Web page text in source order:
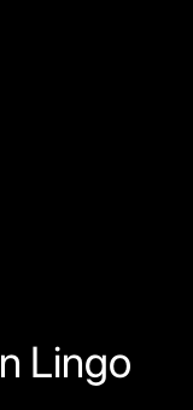
Lingo